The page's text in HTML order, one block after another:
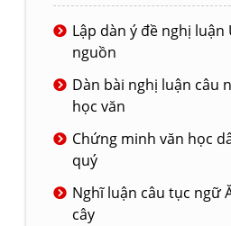
Lập dàn ý đề nghị
nguồn
Dàn bài nghị luận câu
học văn
Chứng minh văn học
quý
Nghĩ luận câu tục ngữ
cây